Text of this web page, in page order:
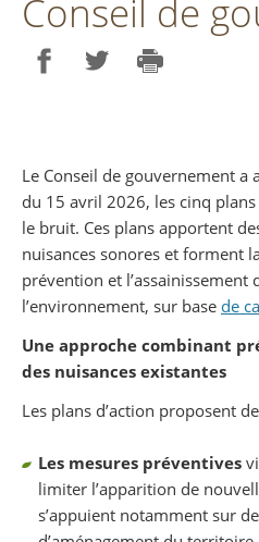
Conseil de
Le Conseil de gouvernement a
du 15 avril 2026, les cinq
le bruit. Ces plans apportent
nuisances sonores et forment
prévention et
l’environnement, sur base de
Une approche combinant
des nuisances existantes
Les plans d’action proposent
Les mesures préventives
limiter l’apparition de
s’appuient notamment sur